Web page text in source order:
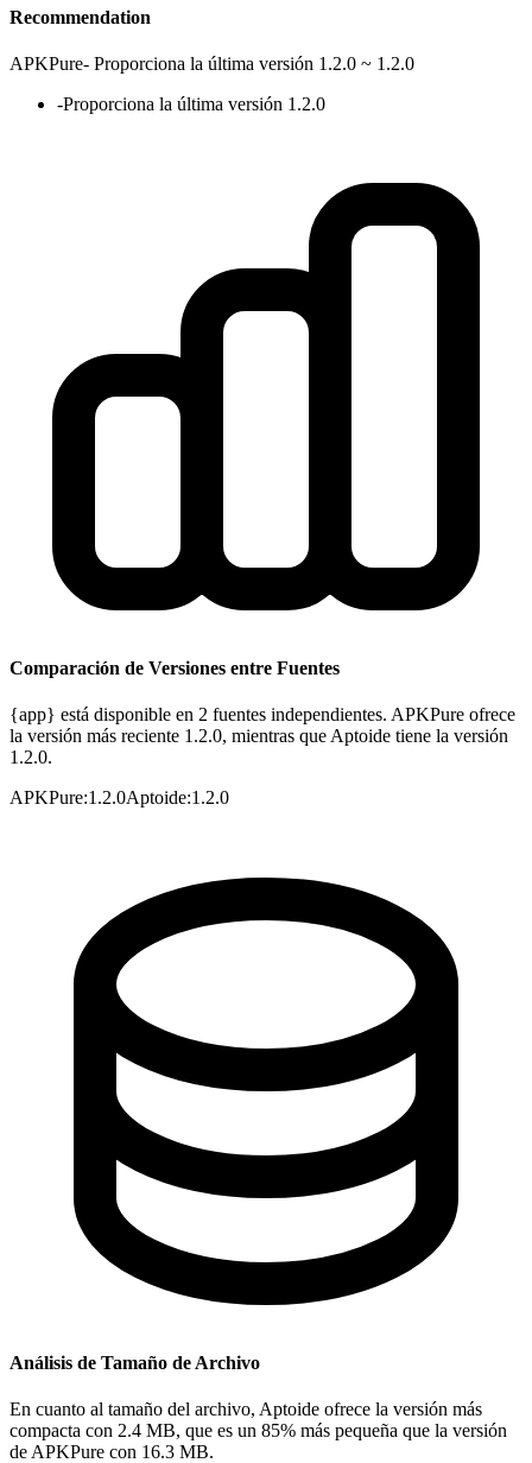
Recommendation
APKPure- Proporciona la última versión 1.2.0 ~ 1.2.0
-Proporciona la última versión 1.2.0
Comparación de Versiones entre Fuentes
{app} está disponible en 2 fuentes independientes. APKPure ofrece
la versión más reciente 1.2.0, mientras que Aptoide tiene la versión
1.2.0.
APKPure:1.2.0Aptoide:1.2.0
Análisis de Tamaño de Archivo
En cuanto al tamaño del archivo, Aptoide ofrece la versión más
compacta con 2.4 MB, que es un 85% más pequeña que la versión
de APKPure con 16.3 MB.